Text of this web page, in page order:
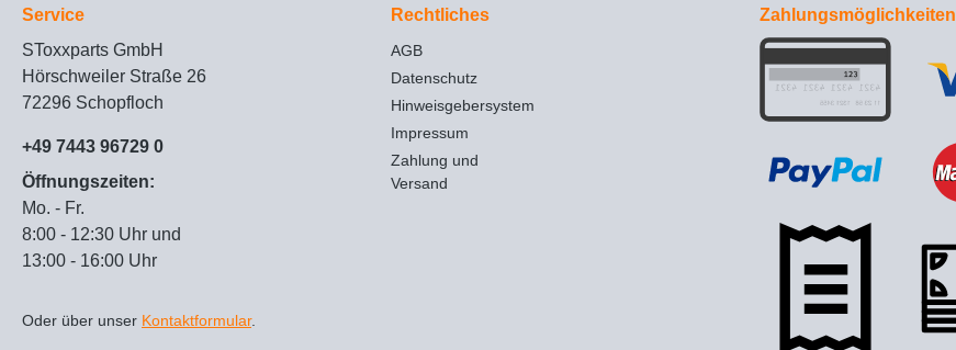
Service
SToxxparts GmbH
Hörschweiler Straße 26
72296 Schopfloch
+49 7443 96729 0
Öffnungszeiten:
Mo. - Fr.
8:00 - 12:30 Uhr und
13:00 - 16:00 Uhr
Oder über unser Kontaktformular.
Rechtliches
AGB
Datenschutz
Hinweisgebersystem
Impressum
Zahlung und
Versand
Zahlungsmöglichkeiten